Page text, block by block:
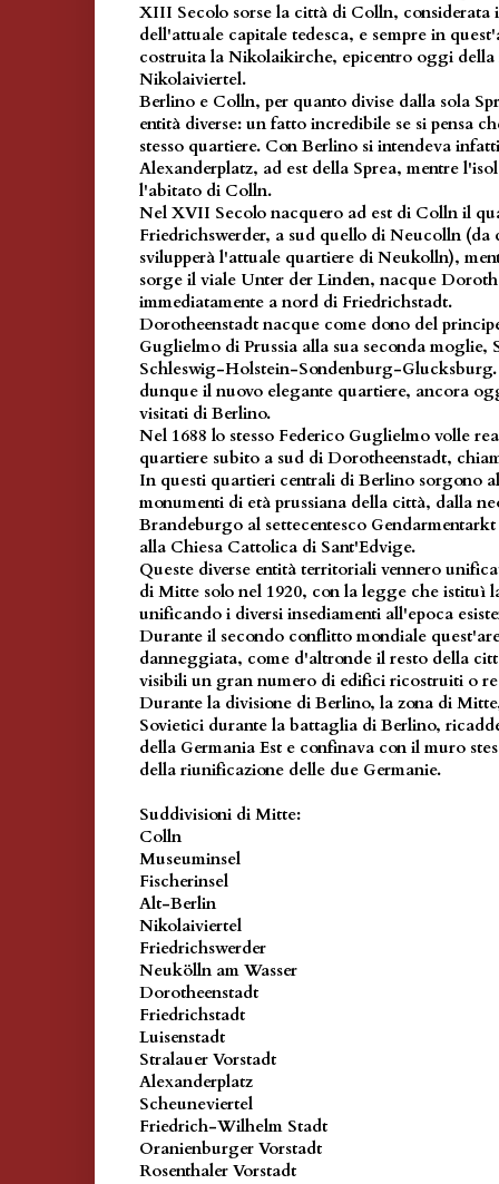
XIII Secolo sorse la città di Colln, considerata
dell'attuale capitale tedesca, e sempre in
costruita la Nikolaikirche, epicentro oggi
Nikolaiviertel.
Berlino e Colln, per quanto divise dalla sola
entità diverse: un fatto incredibile se si pensa
stesso quartiere. Con Berlino si intendeva
Alexanderplatz, ad est della Sprea, mentre
l'abitato di Colln.
Nel XVII Secolo nacquero ad est di Colln il
Friedrichswerder, a sud quello di Neucolln (da
svilupperà l'attuale quartiere di Neukolln),
sorge il viale Unter der Linden, nacque
immediatamente a nord di Friedrichstadt.
Dorotheenstadt nacque come dono del
Guglielmo di Prussia alla sua seconda moglie,
Schleswig-Holstein-Sondenburg-Glucksburg.
dunque il nuovo elegante quartiere, ancora
visitati di Berlino.
Nel 1688 lo stesso Federico Guglielmo volle
quartiere subito a sud di Dorotheenstadt,
In questi quartieri centrali di Berlino sorgono
monumenti di età prussiana della città, dalla
Brandeburgo al settecentesco
alla Chiesa Cattolica di Sant'Edvige.
Queste diverse entità territoriali vennero
di Mitte solo nel 1920, con la legge che istituì
unificando i diversi insediamenti all'epoca
Durante il secondo conflitto mondiale
danneggiata, come d'altronde il resto della
visibili un gran numero di edifici ricostruiti o
Durante la divisione di Berlino, la zona di
Sovietici durante la battaglia di Berlino,
della Germania Est e confinava con il muro
della riunificazione delle due Germanie.
Suddivisioni di Mitte:
Colln
Museuminsel
Fischerinsel
Alt-Berlin
Nikolaiviertel
Friedrichswerder
Neukölln am Wasser
Dorotheenstadt
Friedrichstadt
Luisenstadt
Stralauer Vorstadt
Alexanderplatz
Scheuneviertel
Friedrich-Wilhelm Stadt
Oranienburger Vorstadt
Rosenthaler Vorstadt